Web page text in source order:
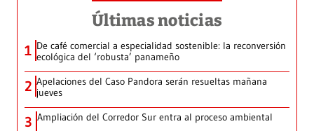
Últimas noticias
1 De café comercial a especialidad sostenible: la reconversión
ecológica del ‘robusta’ panameño
2 Apelaciones del Caso Pandora serán resueltas mañana
jueves
3 Ampliación del Corredor Sur entra al proceso ambiental